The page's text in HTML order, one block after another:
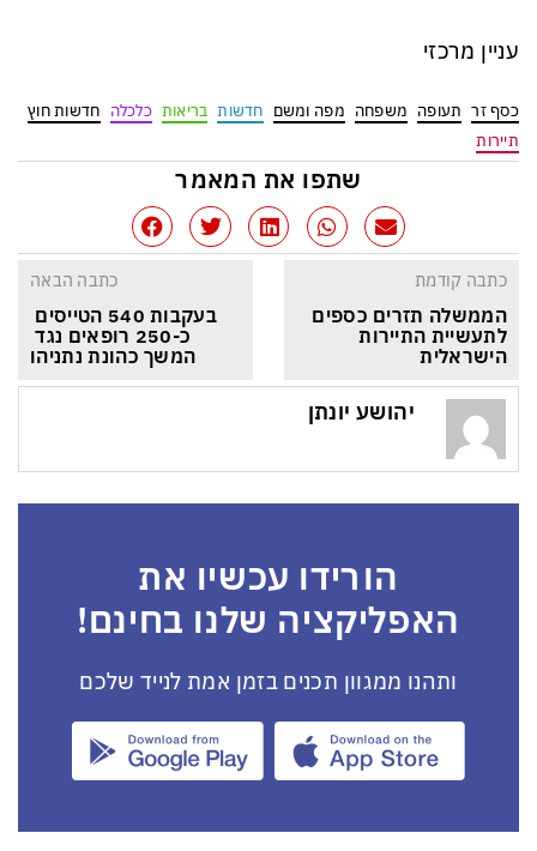
עניין מרכזי
כסף זר תעופה משפחה מפה ומשם חדשות בריאות כלכלה חדשות חוץ
תיירות
שתפו את המאמר
כתבה קודמת
הממשלה תזרים כספים
לתעשיית התיירות
הישראלית
כתבה הבאה
בעקבות 540 הטייסים
כ-250 רופאים נגד
המשך כהונת נתניהו
יהושע יונתן
הורידו עכשיו את
האפליקציה שלנו בחינם!
ותהנו ממגוון תכנים בזמן אמת לנייד שלכם